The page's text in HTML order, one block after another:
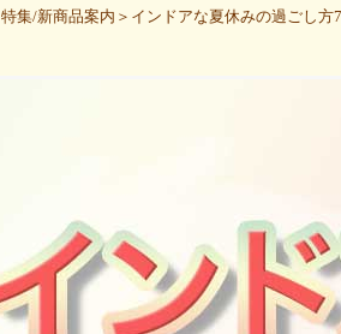
特集/新商品案内 ＞ インドアな夏休みの過ごし方